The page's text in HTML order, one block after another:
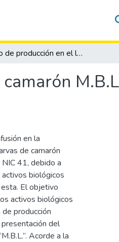
Costo de producción en el laboratorio de larvas de camarón M.B.L, cantón Salinas, año 2022
en la
de camarón
41, debido a
biológicos
El objetivo
activos biológicos
producción
del
Acorde a la